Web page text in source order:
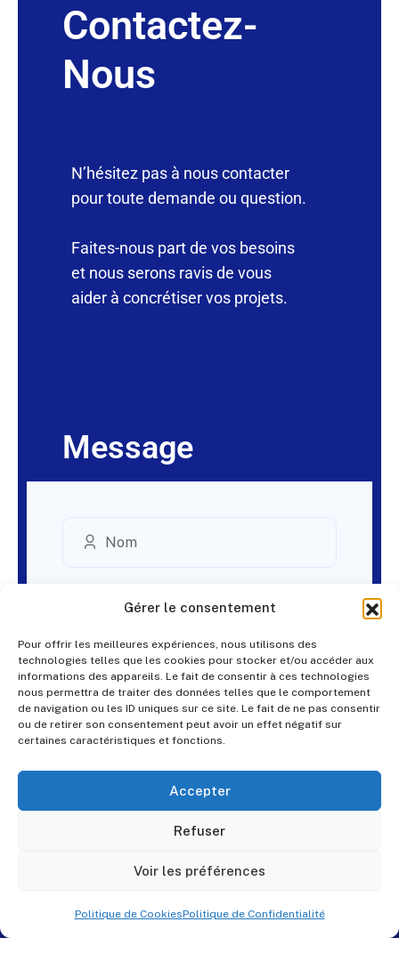
Gérer le consentement
Pour offrir les meilleures expériences, nous utilisons des
technologies telles que les cookies pour stocker et/ou accéder aux
informations des appareils. Le fait de consentir à ces technologies
nous permettra de traiter des données telles que le comportement
de navigation ou les ID uniques sur ce site. Le fait de ne pas consentir
ou de retirer son consentement peut avoir un effet négatif sur
certaines caractéristiques et fonctions.
Accepter
Refuser
Voir les préférences
Politique de CookiesPolitique de Confidentialité
Contactez-
Nous
N’hésitez pas à nous contacter
pour toute demande ou question.
Faites-nous part de vos besoins
et nous serons ravis de vous
aider à concrétiser vos projets.
Message